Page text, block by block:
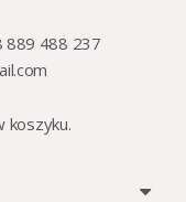
889 488 237
koszyku.